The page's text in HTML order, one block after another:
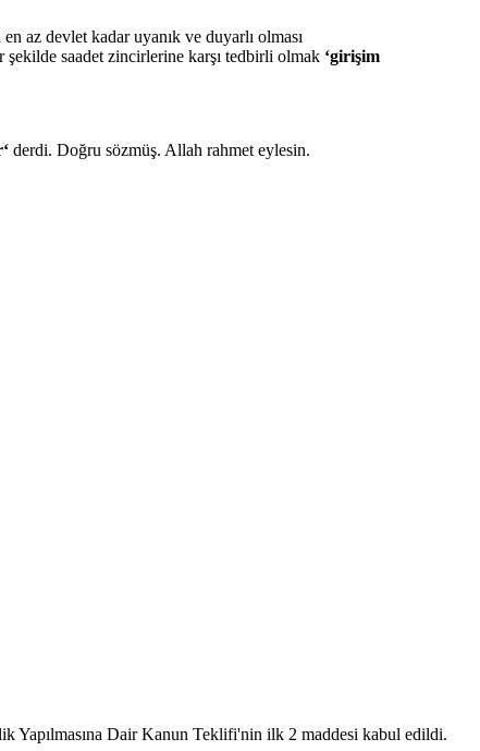
az devlet kadar uyanık ve duyarlı olması
şekilde saadet zincirlerine karşı tedbirli olmak ‘girişim
‘ derdi. Doğru sözmüş. Allah rahmet eylesin.
Yapılmasına Dair Kanun Teklifi'nin ilk 2 maddesi kabul edildi.